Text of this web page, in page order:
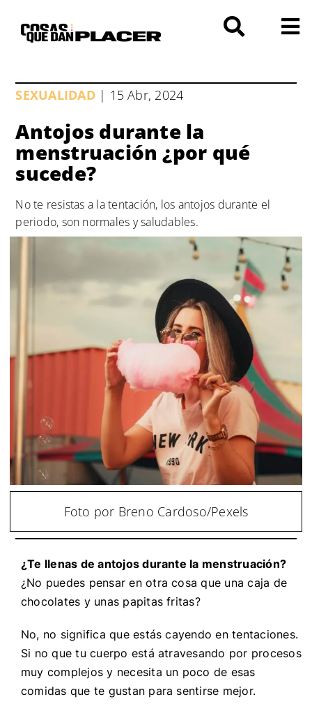
contenido
SEXUALIDAD| 15 Abr, 2024
Antojos durante la
menstruación ¿por qué
sucede?
No te resistas a la tentación, los antojos durante el
periodo, son normales y saludables.
Foto por Breno Cardoso/Pexels
¿Te llenas de antojos durante la menstruación?
¿No puedes pensar en otra cosa que una caja de
chocolates y unas papitas fritas?
No, no significa que estás cayendo en tentaciones.
Si no que tu cuerpo está atravesando por procesos
muy complejos y necesita un poco de esas
comidas que te gustan para sentirse mejor.